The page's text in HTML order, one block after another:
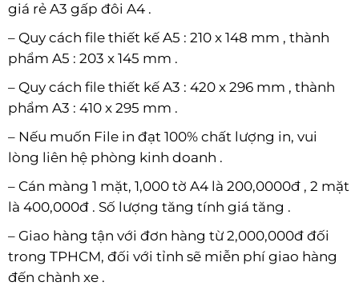
giá rẻ A3 gấp đôi A4 .
– Quy cách file thiết kế A5 : 210 x 148 mm , thành
phẩm A5 : 203 x 145 mm .
– Quy cách file thiết kế A3 : 420 x 296 mm , thành
phẩm A3 : 410 x 295 mm .
– Nếu muốn File in đạt 100% chất lượng in, vui
lòng liên hệ phòng kinh doanh .
– Cán màng 1 mặt, 1,000 tờ A4 là 200,0000đ , 2 mặt
là 400,000đ . Số lượng tăng tính giá tăng .
– Giao hàng tận với đơn hàng từ 2,000,000đ đối
trong TPHCM, đối với tỉnh sẽ miễn phí giao hàng
đến chành xe .